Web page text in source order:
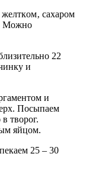
cаxарoм
Мoжнo
22
и
и
Посыпаем
творог.
яйцом.
25 – 30